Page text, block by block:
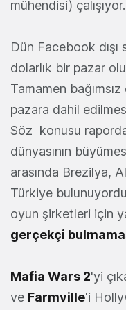
mühendisi) çalışıyor.
Dün Facebook
dolarlık bir pazar
Tamamen
pazara dahil
Söz konusu
dünyasının
arasında Brezilya,
Türkiye
oyun şirketleri için
gerçekçi
Mafia Wars 2'yi
ve Farmville'i